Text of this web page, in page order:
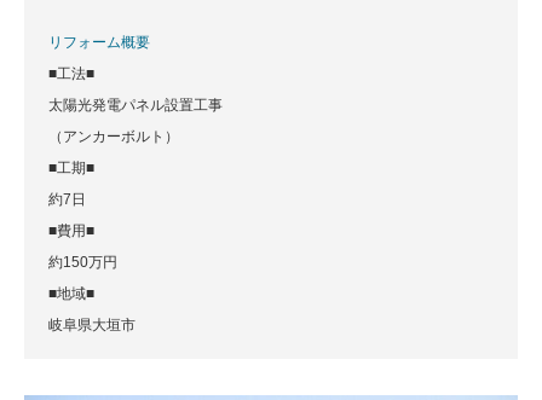
リフォーム概要
■工法■
太陽光発電パネル設置工事
（アンカーボルト）
■工期■
約7日
■費用■
約150万円
■地域■
岐阜県大垣市